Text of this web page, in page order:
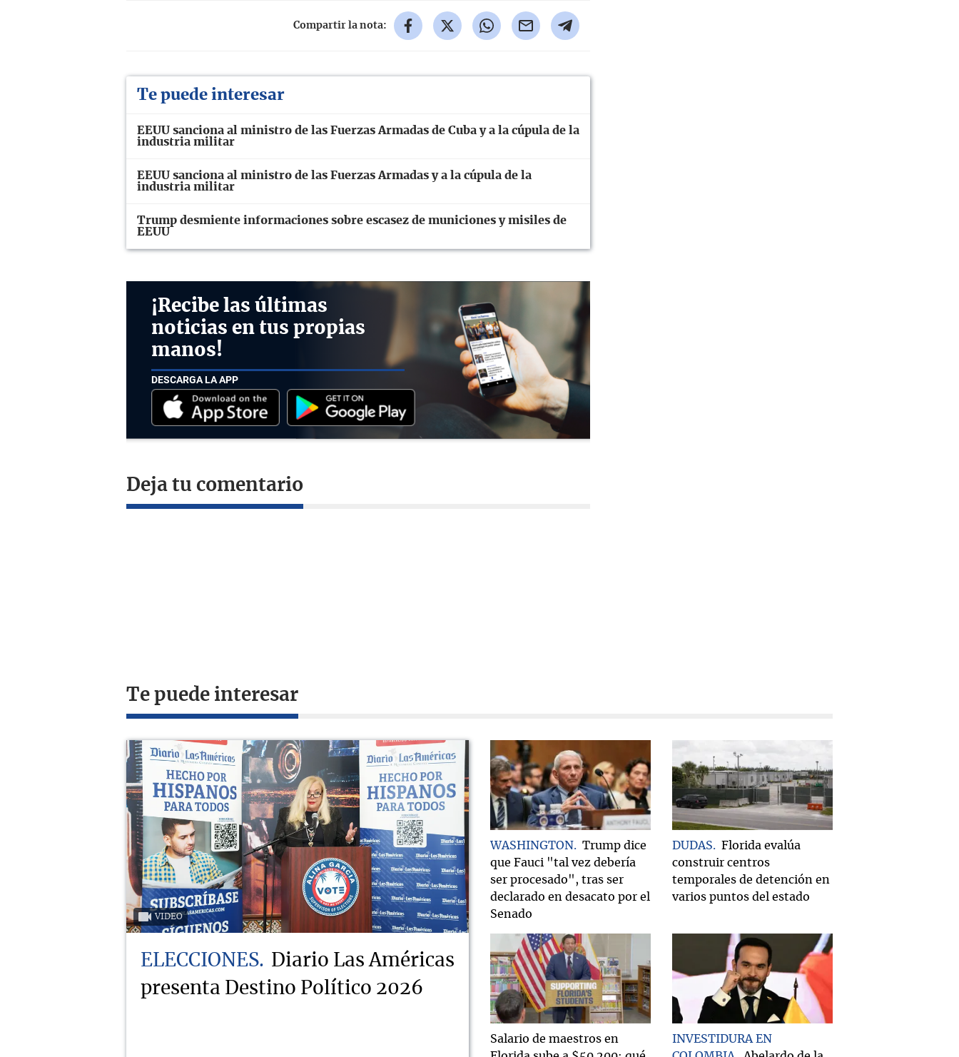
Compartir la nota:
Te puede interesar
EEUU sanciona al ministro de las Fuerzas Armadas de Cuba y a la cúpula de la
industria militar
EEUU sanciona al ministro de las Fuerzas Armadas y a la cúpula de la
industria militar
Trump desmiente informaciones sobre escasez de municiones y misiles de
EEUU
¡Recibe las últimas
noticias en tus propias
manos!
DESCARGA LA APP
Deja tu comentario
Te puede interesar
VIDEO
ELECCIONES
Diario Las Américas
presenta Destino Político 2026
WASHINGTON
Trump dice
que Fauci "tal vez debería
ser procesado", tras ser
declarado en desacato por el
Senado
DUDAS
Florida evalúa
construir centros
temporales de detención en
varios puntos del estado
Salario de maestros en
INVESTIDURA EN